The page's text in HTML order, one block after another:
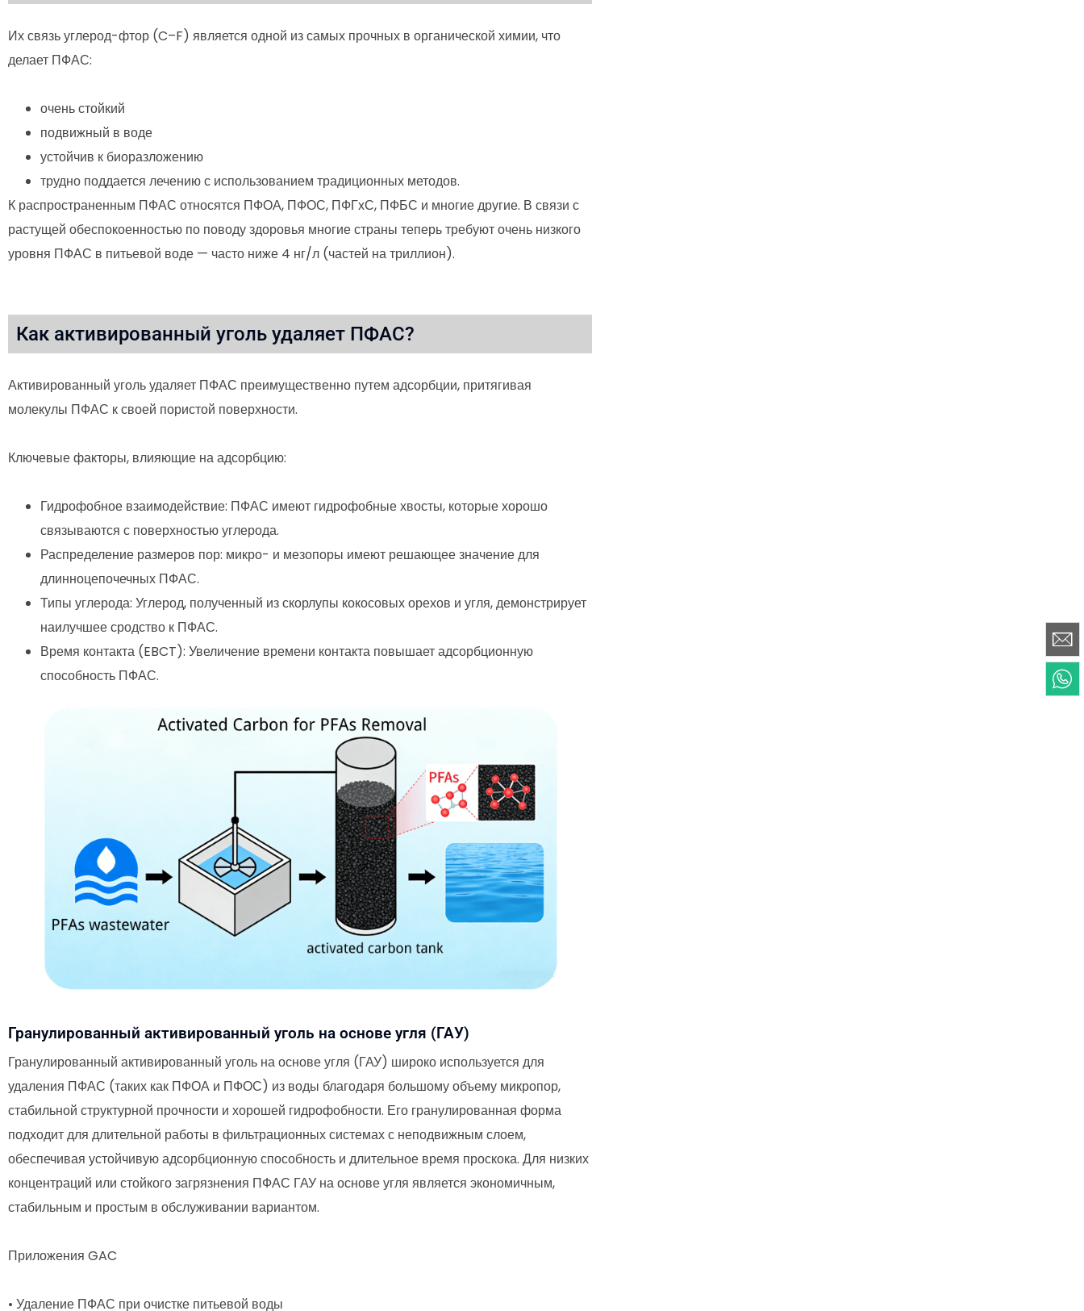
Их связь углерод-фтор (C–F) является одной из самых прочных в органической химии, что
делает ПФАС:
очень стойкий
подвижный в воде
устойчив к биоразложению
трудно поддается лечению с использованием традиционных методов.
К распространенным ПФАС относятся ПФОА, ПФОС, ПФГхС, ПФБС и многие другие. В связи с
растущей обеспокоенностью по поводу здоровья многие страны теперь требуют очень низкого
уровня ПФАС в питьевой воде — часто ниже 4 нг/л (частей на триллион).
Как активированный уголь удаляет ПФАС?
Активированный уголь удаляет ПФАС преимущественно путем адсорбции, притягивая
молекулы ПФАС к своей пористой поверхности.
Ключевые факторы, влияющие на адсорбцию:
Гидрофобное взаимодействие: ПФАС имеют гидрофобные хвосты, которые хорошо
связываются с поверхностью углерода.
Распределение размеров пор: микро- и мезопоры имеют решающее значение для
длинноцепочечных ПФАС.
Типы углерода: Углерод, полученный из скорлупы кокосовых орехов и угля, демонстрирует
наилучшее сродство к ПФАС.
Время контакта (EBCT): Увеличение времени контакта повышает адсорбционную
способность ПФАС.
Гранулированный активированный уголь на основе угля (ГАУ)
Гранулированный активированный уголь на основе угля (ГАУ) широко используется для
удаления ПФАС (таких как ПФОА и ПФОС) из воды благодаря большому объему микропор,
стабильной структурной прочности и хорошей гидрофобности. Его гранулированная форма
подходит для длительной работы в фильтрационных системах с неподвижным слоем,
обеспечивая устойчивую адсорбционную способность и длительное время проскока. Для низких
концентраций или стойкого загрязнения ПФАС ГАУ на основе угля является экономичным,
стабильным и простым в обслуживании вариантом.
Приложения GAC
• Удаление ПФАС при очистке питьевой воды